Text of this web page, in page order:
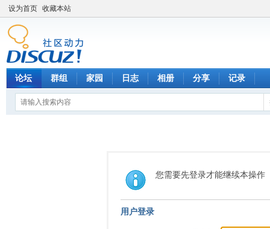
设为首页 收藏本站
论坛 群组 家园 日志 相册 分享 记录
您需要先登录才能继续本操作
用户登录